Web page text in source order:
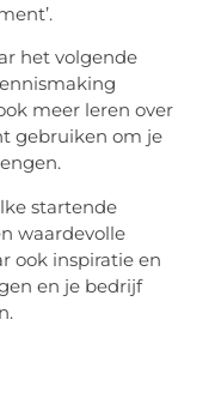
het volgende
meer leren over
gebruiken om je
startende
waardevolle
ook inspiratie en
en je bedrijf